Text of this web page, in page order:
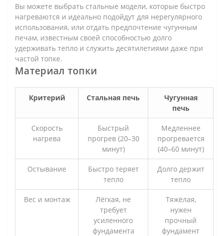
Вы можете выбрать стальные модели, которые быстро
нагреваются и идеально подойдут для нерегулярного
использования, или отдать предпочтение чугунным
печам, известным своей способностью долго
удерживать тепло и служить десятилетиями даже при
частой топке.
Материал топки
Критерий Стальная печь
Чугунная
печь
Скорость
нагрева
Быстрый
прогрев (20–30
минут)
Медленнее
прогревается
(40–60 минут)
Остывание
Быстро теряет
тепло
Долго держит
тепло
Вес и монтаж
Лёгкая, не
требует
усиленного
фундамента
Тяжёлая,
нужен
прочный
фундамент